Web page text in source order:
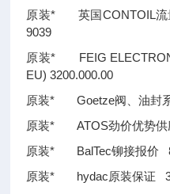
原装* 英国CONTOIL流
9039
原装* FEIG
EU) 3200.000.00
原装* Goetze阀、油封
原装* ATOS劲价优势供
原装* BalTec铆接报价
原装* hydac原装保证